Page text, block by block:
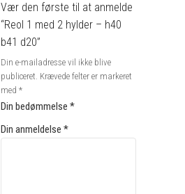
Vær den første til at anmelde
“Reol 1 med 2 hylder – h40
b41 d20”
Din e-mailadresse vil ikke blive
publiceret. Krævede felter er markeret
med*
Din bedømmelse*
Din anmeldelse*